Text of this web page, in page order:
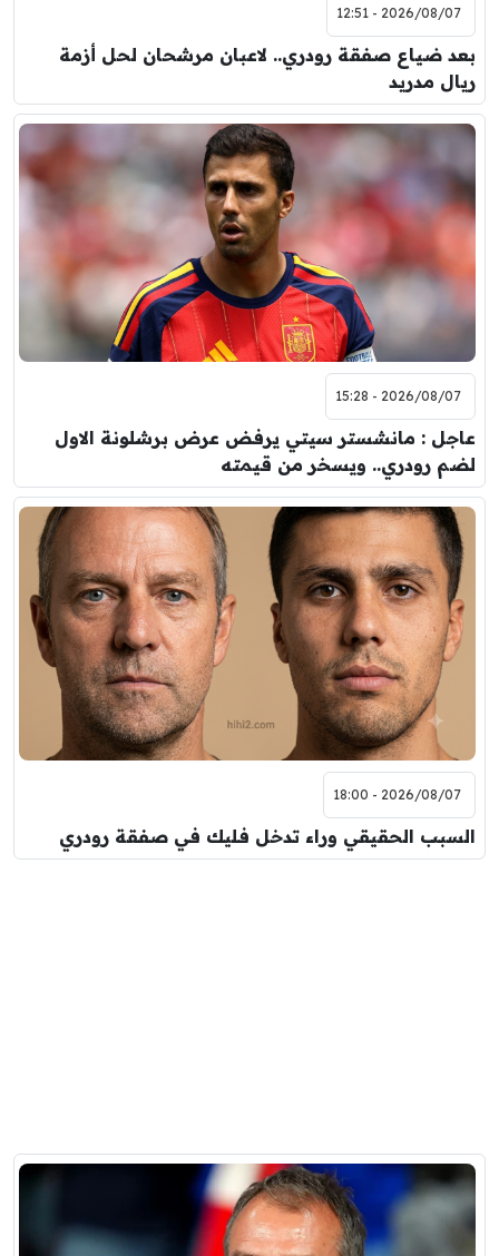
2026/08/07 - 12:51
بعد ضياع صفقة رودري.. لاعبان مرشحان لحل أزمة
ريال مدريد
2026/08/07 - 15:28
عاجل : مانشستر سيتي يرفض عرض برشلونة الاول
لضم رودري.. ويسخر من قيمته
2026/08/07 - 18:00
السبب الحقيقي وراء تدخل فليك في صفقة رودري